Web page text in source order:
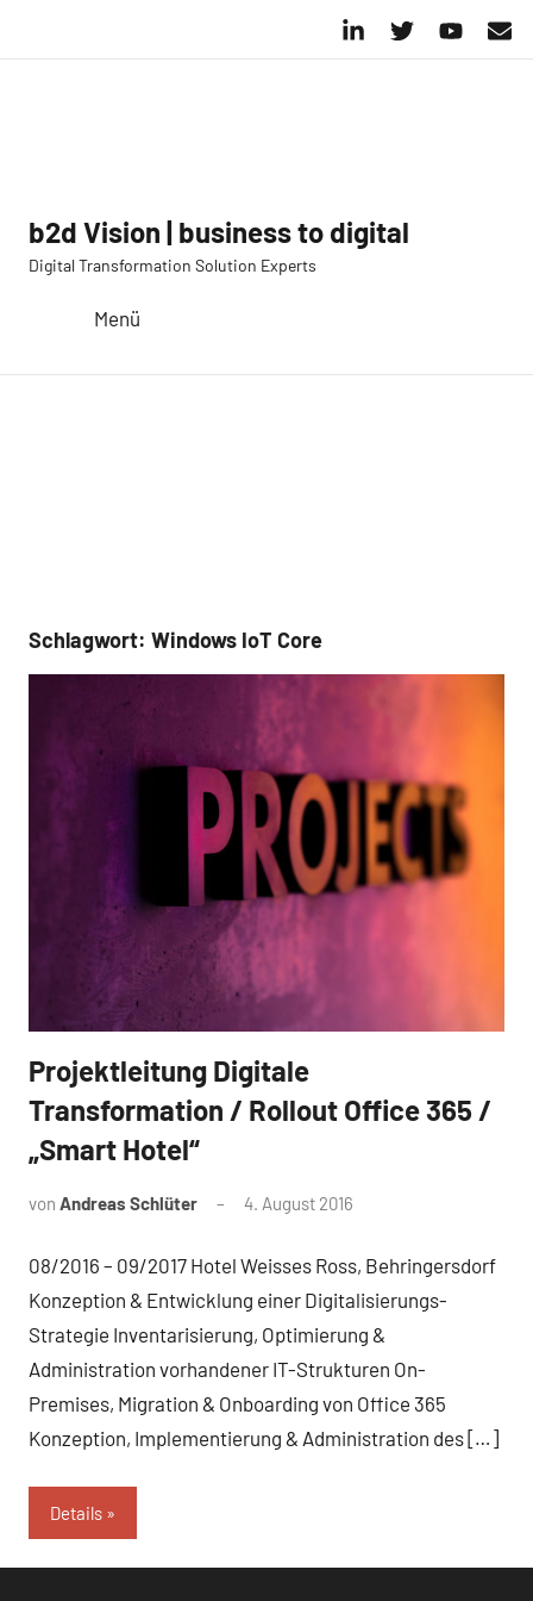
LinkedInTwitterYouTube
E-
Mail
b2d Vision | business to digital
Digital Transformation Solution Experts
Menü
Schlagwort: Windows IoT Core
Referenz
Projektleitung Digitale
Transformation / Rollout Office 365 /
„Smart Hotel“
von Andreas Schlüter 4. August 2016
08/2016 – 09/2017 Hotel Weisses Ross, Behringersdorf
Konzeption & Entwicklung einer Digitalisierungs-
Strategie Inventarisierung, Optimierung &
Administration vorhandener IT-Strukturen On-
Premises, Migration & Onboarding von Office 365
Konzeption, Implementierung & Administration des […]
Details